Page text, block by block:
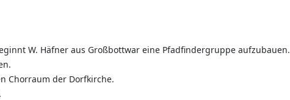
W. Häfner aus Großbottwar eine Pfadfindergruppe aufzubauen.
Chorraum der Dorfkirche.